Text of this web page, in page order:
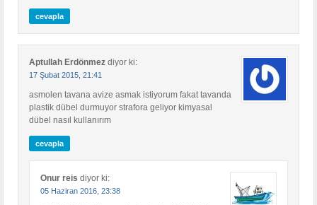
cevapla
Aptullah Erdönmez diyor ki:
17 Şubat 2015, 21:41
asmolen tavana avize asmak istiyorum fakat tavanda
plastik dübel durmuyor strafora geliyor kimyasal
dübel nasıl kullanırım
cevapla
Onur reis diyor ki:
05 Haziran 2016, 23:38